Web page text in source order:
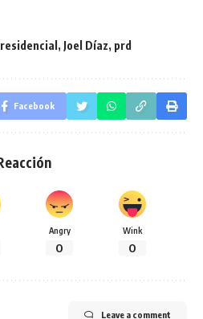
, Joel Díaz, prd
Facebook
Angry
0
Wink
0
Leave a comment